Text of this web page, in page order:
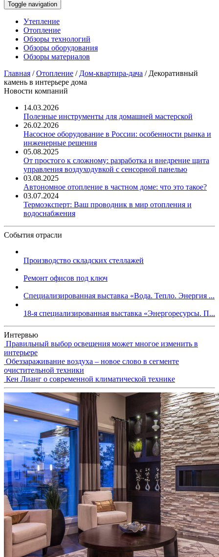
Toggle navigation
Утепление
Отопление
Обзоры технологий
Обзоры оборудования
Обзоры материалов
Главная /Отопление / Дом-квартира-дача / Декоративный
камень в интерьере дома
Новости компаний
14.03.2026
Полезные инструменты для домашней мастерской
26.02.2026
Насосное оборудование в России: особенности рынка и
инженерные решения
05.08.2025
От простого к сложному: разработка и внедрение щита
управления воздуходувкой с сенсорной панелью
03.08.2025
Автономное отопление в частном доме: что это такое?
03.07.2024
Термоэксперт: Ваш проводник в мир отопления и
водоснабжения
События отрасли
Производство складских стеллажей
Ремонт офисов под ключ
Специализированная выставка «Вода. Тепло. Энергия ...
18-я специализированная выставка «Энергоресурсы. П...
Интервью
Правильный выбор освещения может многое изменить в
интерьере
Обеззараживание воздуха – новое слово в сегменте
очистительной техники
Кен Лианг о современной климатической технике